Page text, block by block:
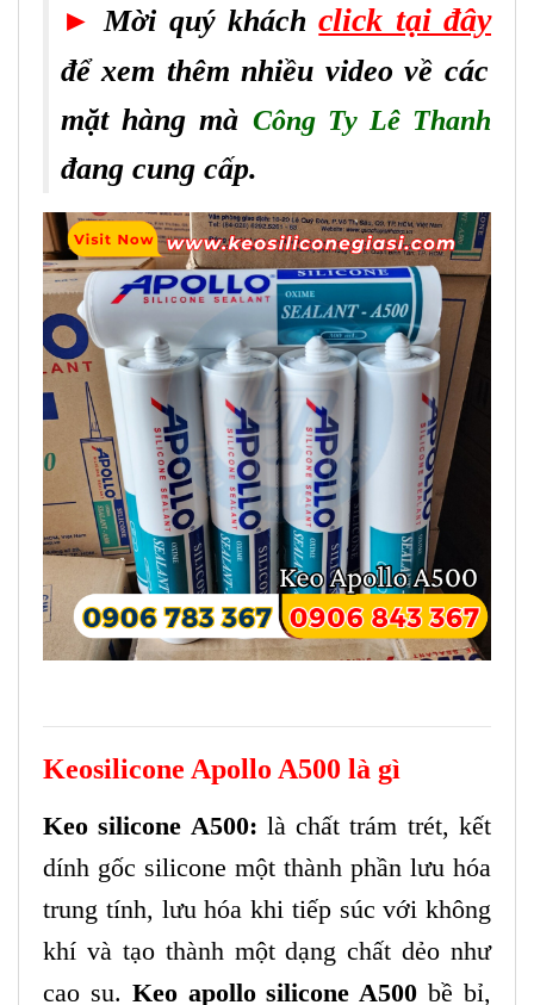
► Mời quý kháchclick tại đây
để xem thêm nhiều video về các
mặt hàng mà Công Ty Lê Thanh
đang cung cấp.
Keosilicone Apollo A500 là gì
Keo silicone A500: là chất trám trét, kết
dính gốc silicone một thành phần lưu hóa
trung tính, lưu hóa khi tiếp súc với không
khí và tạo thành một dạng chất dẻo như
cao su. Keo apollo silicone A500 bề bỉ,